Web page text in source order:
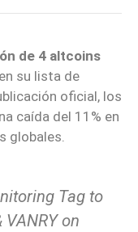
de 4 altcoins
su lista de
oficial, los
caída del 11% en
globales.
Tag to
VANRY on